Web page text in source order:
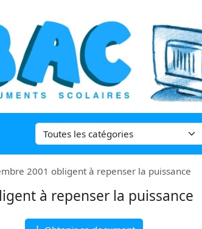
2001 obligent à repenser la puissance
à repenser la puissance